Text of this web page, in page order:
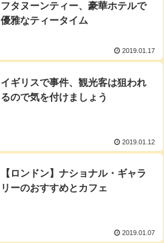
フタヌーンティー、豪華ホテルで
優雅なティータイム
2019.01.17
イギリスで事件、観光客は狙われ
るので気を付けましょう
2019.01.12
【ロンドン】ナショナル・ギャラ
リーのおすすめとカフェ
2019.01.07